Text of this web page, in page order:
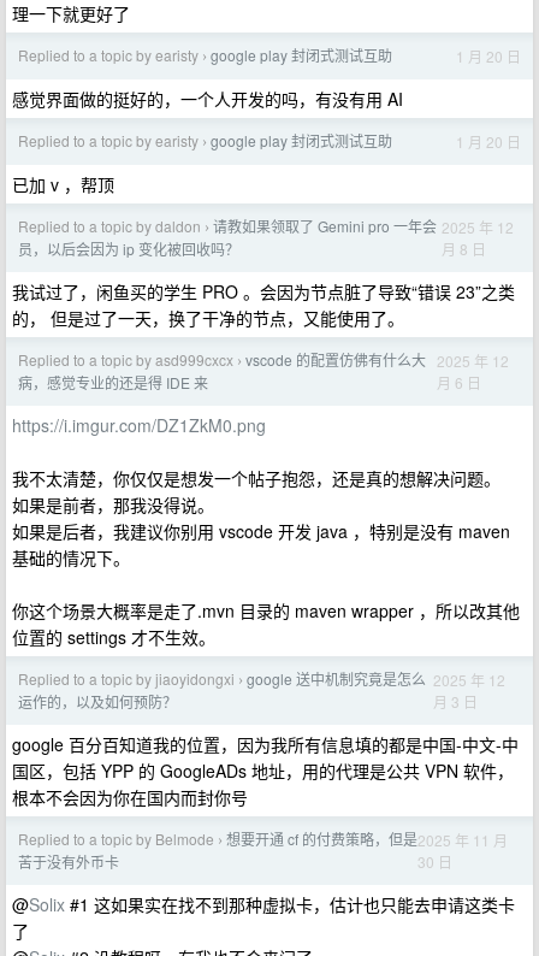
理一下就更好了
Replied to a topic by earisty › google play 封闭式测试互助 1 月 20 日
感觉界面做的挺好的，一个人开发的吗，有没有用 AI
Replied to a topic by earisty › google play 封闭式测试互助 1 月 20 日
已加 v ，帮顶
Replied to a topic by daldon › 请教如果领取了 Gemini pro 一年会
员，以后会因为 ip 变化被回收吗？
2025 年 12
月 8 日
我试过了，闲鱼买的学生 PRO 。会因为节点脏了导致“错误 23”之类
的， 但是过了一天，换了干净的节点，又能使用了。
Replied to a topic by asd999cxcx › vscode 的配置仿佛有什么大
病，感觉专业的还是得 IDE 来
2025 年 12
月 6 日
https://i.imgur.com/DZ1ZkM0.png
我不太清楚，你仅仅是想发一个帖子抱怨，还是真的想解决问题。
如果是前者，那我没得说。
如果是后者，我建议你别用 vscode 开发 java ，特别是没有 maven
基础的情况下。
你这个场景大概率是走了.mvn 目录的 maven wrapper ，所以改其他
位置的 settings 才不生效。
Replied to a topic by jiaoyidongxi › google 送中机制究竟是怎么
运作的，以及如何预防？
2025 年 12
月 3 日
google 百分百知道我的位置，因为我所有信息填的都是中国-中文-中
国区，包括 YPP 的 GoogleADs 地址，用的代理是公共 VPN 软件，
根本不会因为你在国内而封你号
Replied to a topic by Belmode › 想要开通 cf 的付费策略，但是
苦于没有外币卡
2025 年 11 月
30 日
@Solix #1 这如果实在找不到那种虚拟卡，估计也只能去申请这类卡
了